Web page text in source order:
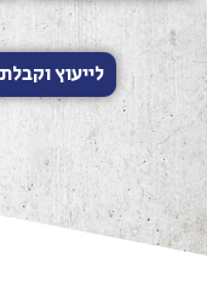
לייעוץ וקבלת